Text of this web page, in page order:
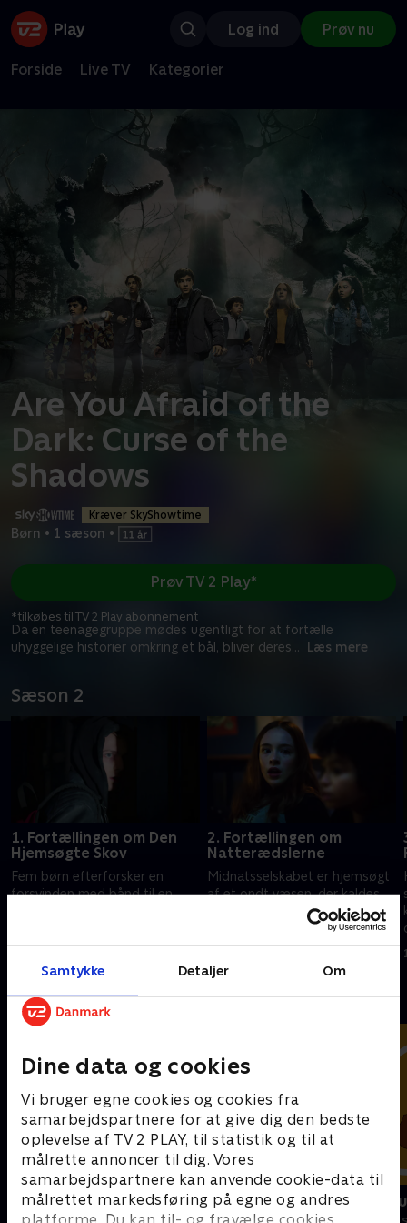
Samtykke Detaljer Om
Dine data og cookies
Vi bruger egne cookies og cookies fra
samarbejdspartnere for at give dig den bedste
oplevelse af TV 2 PLAY, til statistik og til at
målrette annoncer til dig. Vores
samarbejdspartnere kan anvende cookie-data til
målrettet markedsføring på egne og andres
platforme. Du kan til- og fravælge cookies
Log ind Prøv nu
Forside Live TV Kategorier
Are You Afraid of the
Dark: Curse of the
Shadows
Kræver SkyShowtime
Børn • 1 sæson •
Da en teenagegruppe mødes ugentligt for at fortælle
uhyggelige historier omkring et bål, bliver deres... Læs mere
Prøv TV 2 Play*
*tilkøbes til TV 2 Play abonnement
Sæson 2
1. Fortællingen om Den
Hjemsøgte Skov
Fem børn efterforsker en
forsvinden med bånd til en
2. Fortællingen om
Natterædslerne
Midnatsselskabet er hjemsøgt
af et ondt væsen, der kaldes
Andre så også
Vicke Viking Miniteve: